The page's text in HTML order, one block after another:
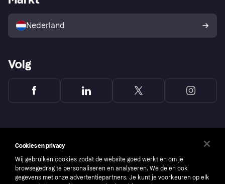
Kopersbescherming voor
consumenten
Nederland
Volg
Cookies en privacy
Wij gebruiken cookies zodat de website goed werkt en om je
browsegedrag te personaliseren en analyseren. We delen ook
gegevens met onze advertentiepartners. Je kunt je voorkeuren op elk